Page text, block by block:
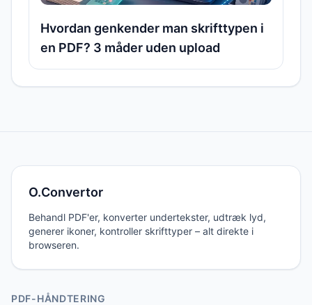
Hvordan genkender man skrifttypen i
en PDF? 3 måder uden upload
O.Convertor
Behandl PDF'er, konverter undertekster, udtræk lyd,
generer ikoner, kontroller skrifttyper – alt direkte i
browseren.
PDF-HÅNDTERING